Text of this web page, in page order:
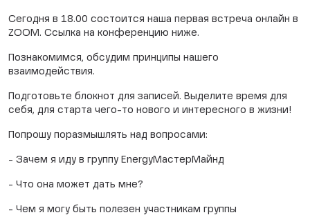
Сегодня в 18.00 состоится наша первая встреча онлайн в
ZOOM. Ссылка на конференцию ниже.
Познакомимся, обсудим принципы нашего
взаимодействия.
Подготовьте блокнот для записей. Выделите время для
себя, для старта чего-то нового и интересного в жизни!
Попрошу поразмышлять над вопросами:
- Зачем я иду в группу EnergyМастерМайнд
- Что она может дать мне?
- Чем я могу быть полезен участникам группы